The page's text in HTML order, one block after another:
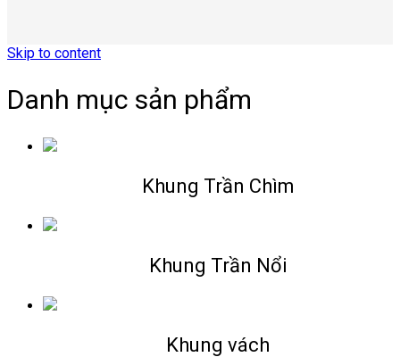
Skip to content
Danh mục sản phẩm
Khung Trần Chìm
Khung Trần Nổi
Khung vách